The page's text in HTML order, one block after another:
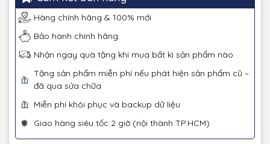
Hàng chính hãng & 100% mới
Bảo hành chính hãng
Nhận ngay quà tặng khi mua bất kì sản phẩm nào
Tặng sản phẩm miễn phí nếu phát hiện sản phẩm cũ –
đã qua sửa chữa
Miễn phí khôi phục và backup dữ liệu
Giao hàng siêu tốc 2 giờ (nội thành TP.HCM)